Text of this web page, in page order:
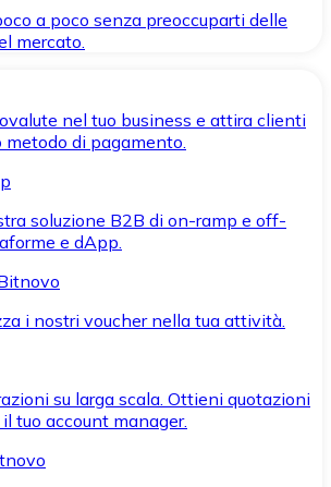
a poco senza preoccuparti delle
mercato.
nel tuo business e attira clienti
metodo di pagamento.
soluzione B2B di on-ramp e off-
e dApp.
i nostri voucher nella tua attività.
su larga scala. Ottieni quotazioni
tuo account manager.